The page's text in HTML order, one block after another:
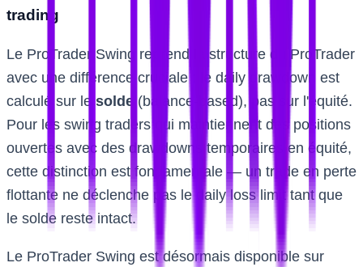
trading
Le ProTrader Swing reprend la structure du ProTrader
avec une différence cruciale : le daily drawdown est
calculé sur le solde (balance-based), pas sur l'équité.
Pour les swing traders qui maintiennent des positions
ouvertes avec des drawdowns temporaires en équité,
cette distinction est fondamentale — un trade en perte
flottante ne déclenche pas le daily loss limit tant que
le solde reste intact.
Le ProTrader Swing est désormais disponible sur